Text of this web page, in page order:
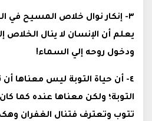
٣- إنكار نوال خلاص المسيح في
يعلم أن الإنسان لا ينال
ودخول روحه إلي السماء!
٤- أن حياة التوبة ليس معناها
التوبة؛ ولكن معناها عنده كما
تتوب وتعترف فتنال الغفران